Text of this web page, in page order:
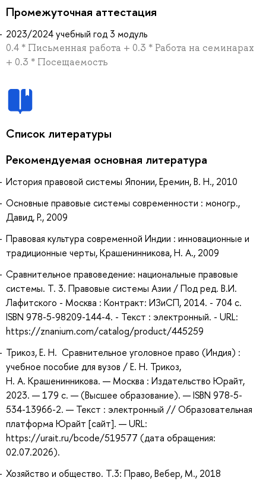
Промежуточная аттестация
2023/2024 учебный год 3 модуль
0.4 * Письменная работа + 0.3 * Работа на семинарах
+ 0.3 * Посещаемость
Список литературы
Рекомендуемая основная литература
История правовой системы Японии, Еремин, В. Н., 2010
Основные правовые системы современности : моногр.,
Давид, Р., 2009
Правовая культура современной Индии : инновационные и
традиционные черты, Крашенинникова, Н. А., 2009
Сравнительное правоведение: национальные правовые
системы. Т. 3. Правовые системы Азии / Под ред. В.И.
Лафитского - Москва : Контракт: ИЗиСП, 2014. - 704 с.
ISBN 978-5-98209-144-4. - Текст : электронный. - URL:
https://znanium.com/catalog/product/445259
Трикоз, Е. Н. Сравнительное уголовное право (Индия) :
учебное пособие для вузов / Е. Н. Трикоз,
Н. А. Крашенинникова. — Москва : Издательство Юрайт,
2023. — 179 с. — (Высшее образование). — ISBN 978-5-
534-13966-2. — Текст : электронный // Образовательная
платформа Юрайт [сайт]. — URL:
https://urait.ru/bcode/519577 (дата обращения:
02.07.2026).
Хозяйство и общество. Т.3: Право, Вебер, М., 2018